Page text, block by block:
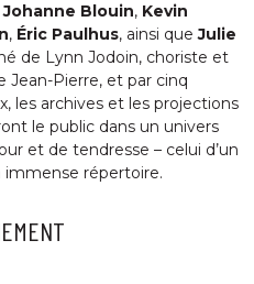
Johanne Blouin, Kevin
, Éric Paulhus, ainsi queJulie
de Lynn Jodoin, choriste et
Pierre, et par cinq
les archives et les projections
le public dans un univers
et de tendresse – celui d’un
immense répertoire.